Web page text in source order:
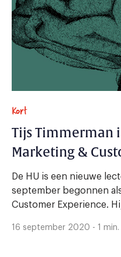
Kort
Tijs Timmerman
Marketing &
De HU is een nieuwe
september begonnen
Customer Experience.
16 september 2020 - 1 min.